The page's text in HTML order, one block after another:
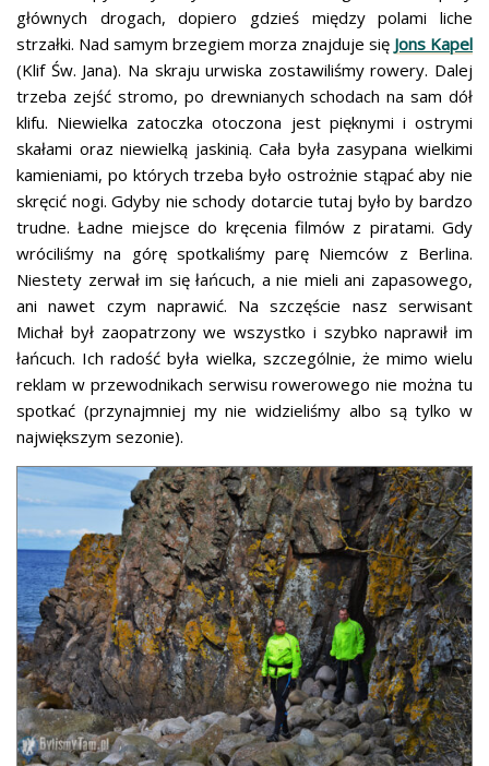
głównych drogach, dopiero gdzieś między polami liche
strzałki. Nad samym brzegiem morza znajduje się Jons Kapel
(Klif Św. Jana). Na skraju urwiska zostawiliśmy rowery. Dalej
trzeba zejść stromo, po drewnianych schodach na sam dół
klifu. Niewielka zatoczka otoczona jest pięknymi i ostrymi
skałami oraz niewielką jaskinią. Cała była zasypana wielkimi
kamieniami, po których trzeba było ostrożnie stąpać aby nie
skręcić nogi. Gdyby nie schody dotarcie tutaj było by bardzo
trudne. Ładne miejsce do kręcenia filmów z piratami. Gdy
wróciliśmy na górę spotkaliśmy parę Niemców z Berlina.
Niestety zerwał im się łańcuch, a nie mieli ani zapasowego,
ani nawet czym naprawić. Na szczęście nasz serwisant
Michał był zaopatrzony we wszystko i szybko naprawił im
łańcuch. Ich radość była wielka, szczególnie, że mimo wielu
reklam w przewodnikach serwisu rowerowego nie można tu
spotkać (przynajmniej my nie widzieliśmy albo są tylko w
największym sezonie).